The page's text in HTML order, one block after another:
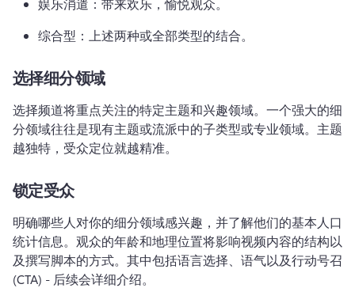
娱乐消遣：带来欢乐，愉悦观众。
综合型：上述两种或全部类型的结合。
选择细分领域
选择频道将重点关注的特定主题和兴趣领域。 一个强大的细
分领域往往是现有主题或流派中的子类型或专业领域。 主题
越独特，受众定位就越精准。
锁定受众
明确哪些人对你的细分领域感兴趣，并了解他们的基本人口
统计信息。 观众的年龄和地理位置将影响视频内容的结构以
及撰写脚本的方式。 其中包括语言选择、语气以及行动号召
(CTA) - 后续会详细介绍。